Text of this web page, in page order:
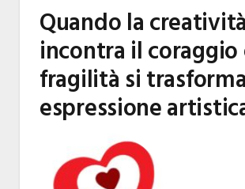
Quando la creatività
incontra il coraggio
fragilità si
espressione